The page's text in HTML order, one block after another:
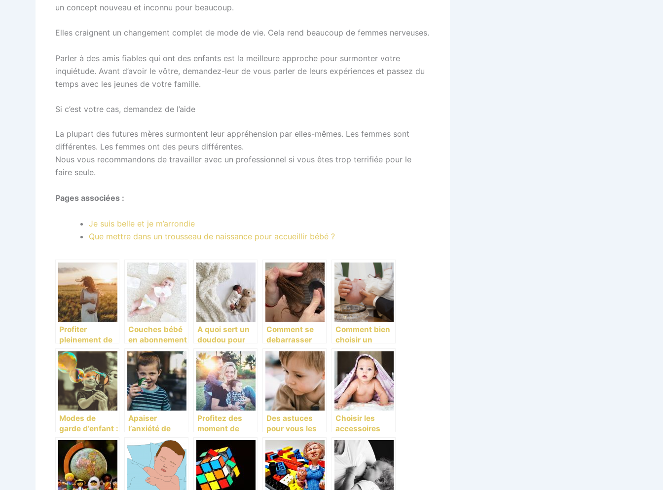
un concept nouveau et inconnu pour beaucoup.
Elles craignent un changement complet de mode de vie. Cela rend beaucoup de femmes nerveuses.
Parler à des amis fiables qui ont des enfants est la meilleure approche pour surmonter votre
inquiétude. Avant d’avoir le vôtre, demandez-leur de vous parler de leurs expériences et passez du
temps avec les jeunes de votre famille.
Si c’est votre cas, demandez de l’aide
La plupart des futures mères surmontent leur appréhension par elles-mêmes. Les femmes sont
différentes. Les femmes ont des peurs différentes.
Nous vous recommandons de travailler avec un professionnel si vous êtes trop terrifiée pour le
faire seule.
Pages associées :
Je suis belle et je m’arrondie
Que mettre dans un trousseau de naissance pour accueillir bébé ?
Profiter
pleinement de
sa grossesse.
Couches bébé
en abonnement
: la nouvelle
tendance
A quoi sert un
doudou pour
votre enfant ?
Comment se
debarrasser
des poux ?
Comment bien
choisir un
cadeau de
baptême ?
Modes de
garde d’enfant :
comment bien
choisir ?
Apaiser
l’anxiété de
votre enfant
chez le
dentiste!
Profitez des
moment de
plaisir avec
votre petit!
Des astuces
pour vous les
parents!
Choisir les
accessoires
pour votre bébé